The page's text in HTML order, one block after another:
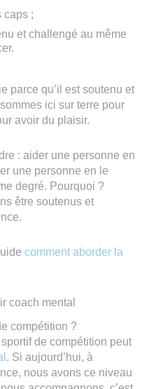
caps ;
et challengé au même
parce qu’il est soutenu et
ici sur terre pour
avoir du plaisir.
: aider une personne en
une personne en le
degré. Pourquoi ?
être soutenus et
comment aborder la
coach mental
compétition ?
de compétition peut
. Si aujourd’hui, à
nous avons ce niveau